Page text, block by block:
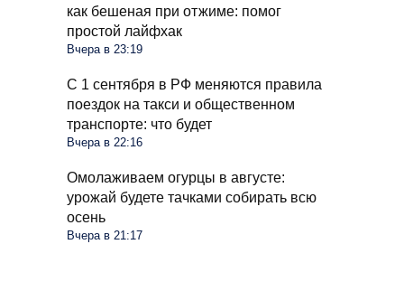
как бешеная при отжиме: помог
простой лайфхак
Вчера в 23:19
С 1 сентября в РФ меняются правила
поездок на такси и общественном
транспорте: что будет
Вчера в 22:16
Омолаживаем огурцы в августе:
урожай будете тачками собирать всю
осень
Вчера в 21:17